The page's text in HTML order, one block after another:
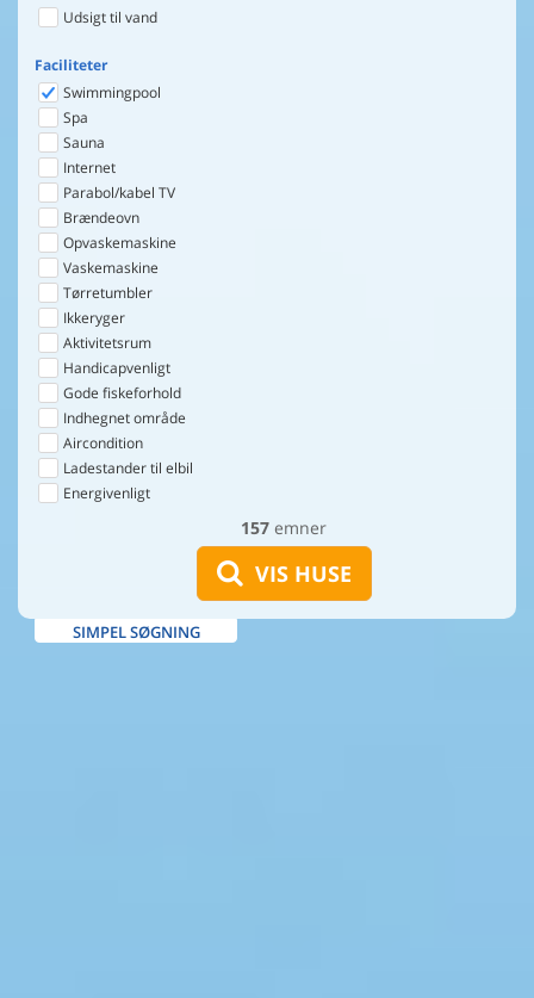
157 emner
VIS HUSE
Udsigt til vand
Faciliteter
Swimmingpool
Spa
Sauna
Internet
Parabol/kabel TV
Brændeovn
Opvaskemaskine
Vaskemaskine
Tørretumbler
Ikkeryger
Aktivitetsrum
Handicapvenligt
Gode fiskeforhold
Indhegnet område
Aircondition
Ladestander til elbil
Energivenligt
SIMPEL SØGNING